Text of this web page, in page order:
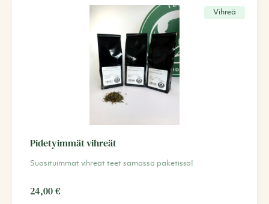
Vihreä
Pidetyimmät vihreät
Suosituimmat vihreät teet samassa paketissa!
24,00€